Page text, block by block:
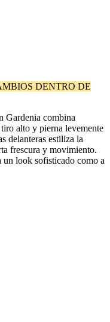
DENTRO DE
Gardenia combina
alto y pierna levemente
delanteras estiliza la
frescura y movimiento.
un look sofisticado como a